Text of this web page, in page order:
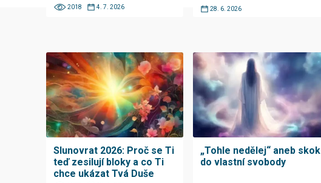
2018 4. 7. 2026 28. 6. 2026
Slunovrat 2026: Proč se Ti
teď zesilují bloky a co Ti
chce ukázat Tvá Duše
„Tohle nedělej“ aneb skok
do vlastní svobody